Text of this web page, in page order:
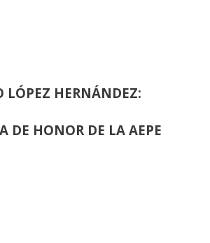
LÓPEZ HERNÁNDEZ:
DE HONOR DE LA AEPE